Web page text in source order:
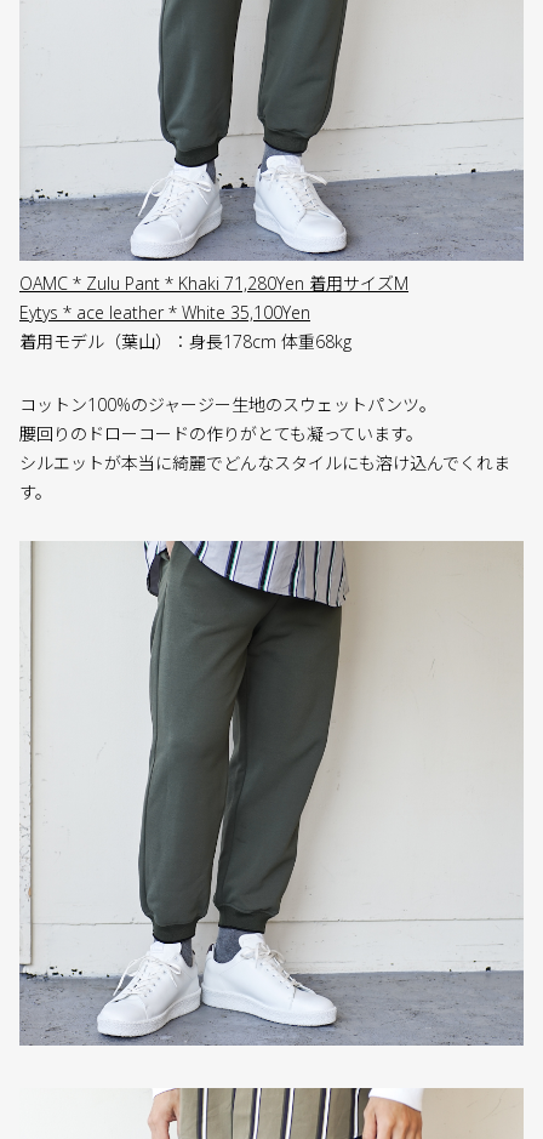
OAMC * Zulu Pant * Khaki 71,280Yen 着用サイズM
Eytys * ace leather * White 35,100Yen
着用モデル（葉山）：身長178cm 体重68kg
コットン100%のジャージー生地のスウェットパンツ。
腰回りのドローコードの作りがとても凝っています。
シルエットが本当に綺麗でどんなスタイルにも溶け込んでくれま
す。